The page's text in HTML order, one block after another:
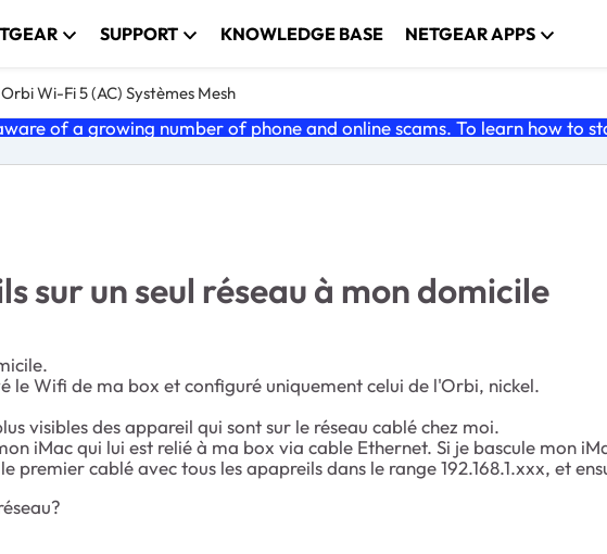
SUPPORT KNOWLEDGE BASE NETGEAR APPS
Orbi Wi-Fi 5 (AC) Systèmes Mesh
of a growing number of phone and online scams. To learn how to
sur un seul réseau à mon domicile
Wifi de ma box et configuré uniquement celui de l'Orbi, nickel.
visibles des appareil qui sont sur le réseau cablé chez moi.
iMac qui lui est relié à ma box via cable Ethernet. Si je bascule mon
premier cablé avec tous les apapreils dans le range 192.168.1.xxx, et